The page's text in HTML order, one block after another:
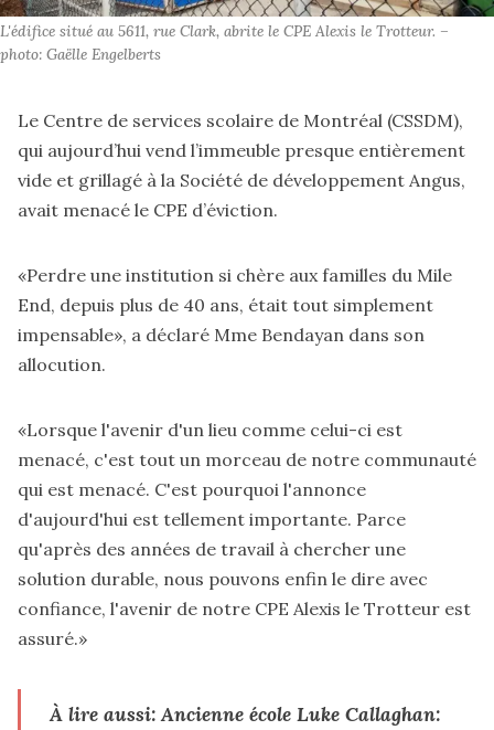
L'édifice situé au 5611, rue Clark, abrite le CPE Alexis le Trotteur. –
photo: Gaëlle Engelberts
Le Centre de services scolaire de Montréal (CSSDM),
qui aujourd’hui vend l’immeuble presque entièrement
vide et grillagé à la Société de développement Angus,
avait menacé le CPE d’éviction.
«Perdre une institution si chère aux familles du Mile
End, depuis plus de 40 ans, était tout simplement
impensable», a déclaré Mme Bendayan dans son
allocution.
«Lorsque l'avenir d'un lieu comme celui-ci est
menacé, c'est tout un morceau de notre communauté
qui est menacé. C'est pourquoi l'annonce
d'aujourd'hui est tellement importante. Parce
qu'après des années de travail à chercher une
solution durable, nous pouvons enfin le dire avec
confiance, l'avenir de notre CPE Alexis le Trotteur est
assuré.»
À lire aussi: Ancienne école Luke Callaghan: